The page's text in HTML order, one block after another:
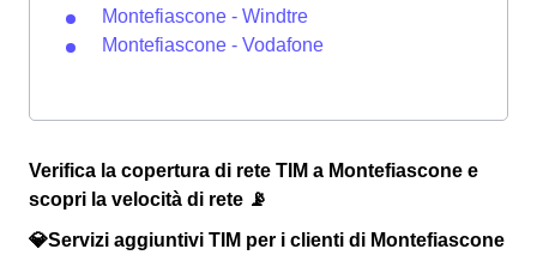
Montefiascone - Windtre
Montefiascone - Vodafone
Verifica la copertura di rete TIM a Montefiascone e
scopri la velocità di rete 📡
💎Servizi aggiuntivi TIM per i clienti di Montefiascone